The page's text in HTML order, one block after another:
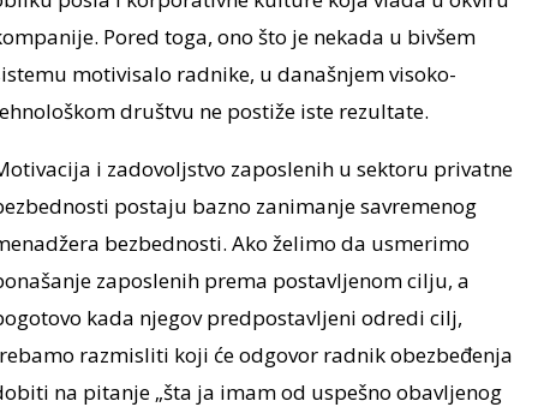
Pored toga, ono što je nekada u bivšem
motivisalo radnike, u današnjem visoko-
društvu ne postiže iste rezultate.
i zadovoljstvo zaposlenih u sektoru privatne
postaju bazno zanimanje savremenog
bezbednosti. Ako želimo da usmerimo
zaposlenih prema postavljenom cilju, a
kada njegov predpostavljeni odredi cilj,
razmisliti koji će odgovor radnik obezbeđenja
na pitanje „šta ja imam od uspešno obavljenog